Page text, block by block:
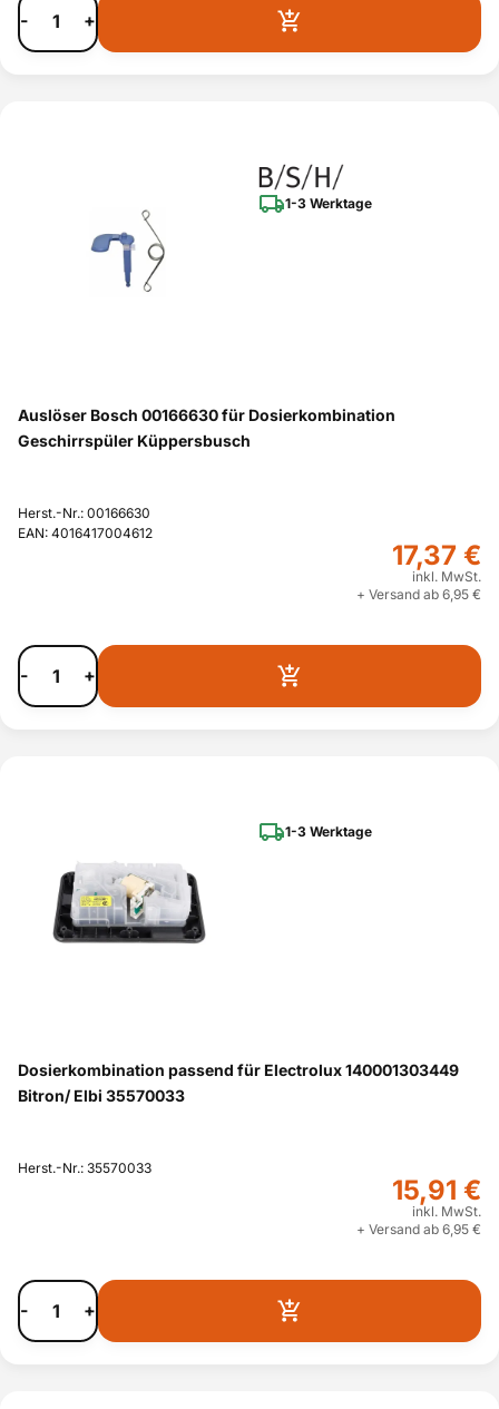
- +
1-3 Werktage
Auslöser Bosch 00166630 für Dosierkombination
Geschirrspüler Küppersbusch
Herst.-Nr.: 00166630
EAN: 4016417004612
17,37 €
inkl. MwSt.
+ Versand ab 6,95 €
- +
1-3 Werktage
Dosierkombination passend für Electrolux 140001303449
Bitron/ Elbi 35570033
Herst.-Nr.: 35570033
15,91 €
inkl. MwSt.
+ Versand ab 6,95 €
- +